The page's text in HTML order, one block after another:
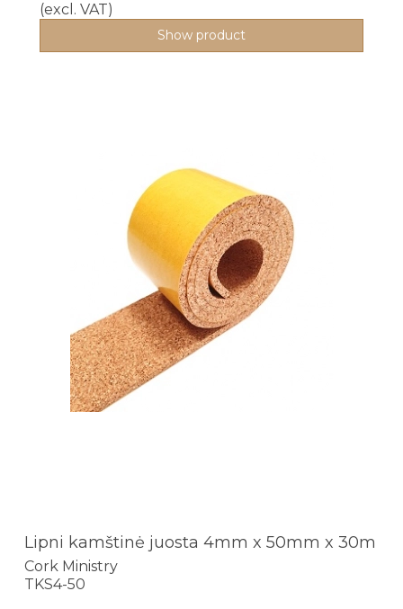
(excl. VAT)
Show product
Lipni kamštinė juosta 4mm x 50mm x 30m
Cork Ministry
TKS4-50